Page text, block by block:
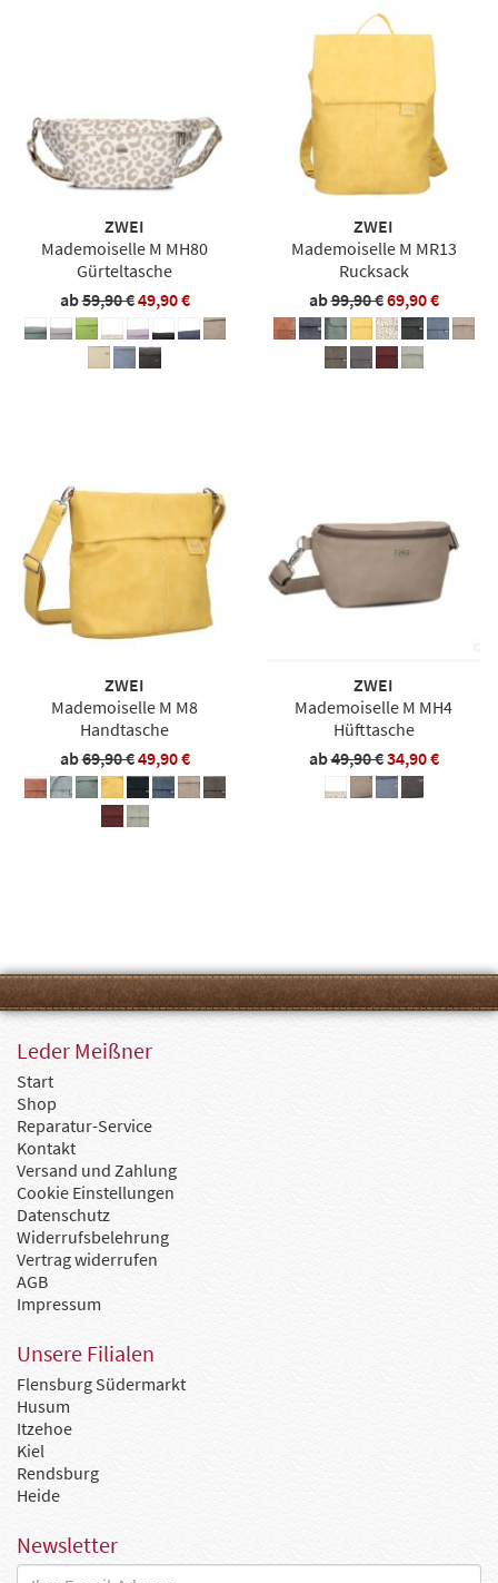
ZWEI
Mademoiselle M MH80
Gürteltasche
ab59,90 €49,90 €
ZWEI
Mademoiselle M MR13
Rucksack
ab99,90 €69,90 €
ZWEI
Mademoiselle M M8
Handtasche
ab69,90 €49,90 €
ZWEI
Mademoiselle M MH4
Hüfttasche
ab49,90 €34,90 €
Leder Meißner
Start
Shop
Reparatur-Service
Kontakt
Versand und Zahlung
Cookie Einstellungen
Datenschutz
Widerrufsbelehrung
Vertrag widerrufen
AGB
Impressum
Unsere Filialen
Flensburg Südermarkt
Husum
Itzehoe
Kiel
Rendsburg
Heide
Newsletter